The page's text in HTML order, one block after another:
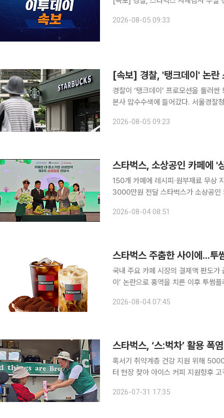
2026-08-05 09:33
[속보] 경찰, '탱크데이' 논란
경찰이 ‘탱크데이’ 프로모션을 둘러
본사 압수수색에 들어갔다. 서울경찰청 광역수사단 공공범죄수사대는 5일 오전 서울 강남구 역삼동
크데이 논란과 관련해 스타벅스코리
2026-08-05 09:23
스타벅스, 소상공인 카페에 '
150개 카페에 레시피·원부재료 무
3000만원 전달 스타벅스가 소상공인 카페의 경쟁력 강화를 위해 제8차 상생음료 '상주 샤인머스캣
로그램으로, 올해까지 누적 지원 규
2026-08-04 08:51
스타벅스 주춤한 사이에...투
국내 주요 카페 시장의 결제액 판도가 급격히 흔들리고 있다.
이’ 논란으로 홍역을 치른 이후 투썸플레이
지에이웍스 모바일인덱스 집계에 따
2026-08-04 07:45
스타벅스, ‘스:벅차’ 활용 폭
혹서기 취약계층 건강 지원 위해
터 현장 찾아 아이스 커피 지원향후 고
한 상생 활동을 전개했다고 31일 밝혔
2026-07-31 17:35